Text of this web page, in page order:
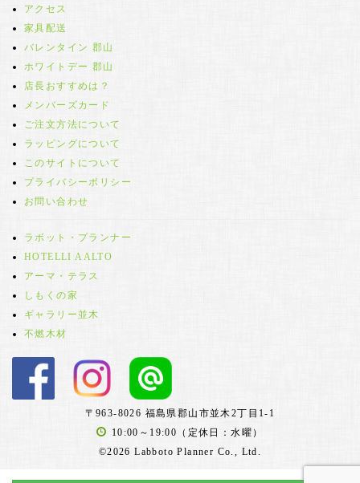
アクセス
家具配送
バレンタイン 郡山
ホワイトデー 郡山
店長おすすめは？
メンバーズカード
ご注文方法について
ラッピングについて
このサイトについて
プライバシーポリシー
お問い合わせ
ラボット・プランナー
HOTELLI AALTO
アーマ・テラス
しもくの家
ギャラリー並木
不燃木材
〒963-8026 福島県郡山市並木2丁目1-1
10:00～19:00（定休日：水曜）
©2026 Labboto Planner Co., Ltd.